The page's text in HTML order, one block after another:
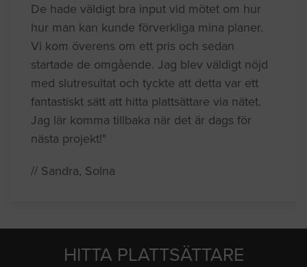
De hade väldigt bra input vid mötet om hur
hur man kan kunde förverkliga mina planer.
Vi kom överens om ett pris och sedan
startade de omgående. Jag blev väldigt nöjd
med slutresultat och tyckte att detta var ett
fantastiskt sätt att hitta plattsättare via nätet.
Jag lär komma tillbaka när det är dags för
nästa projekt!"
// Sandra, Solna
HITTA PLATTSÄTTARE